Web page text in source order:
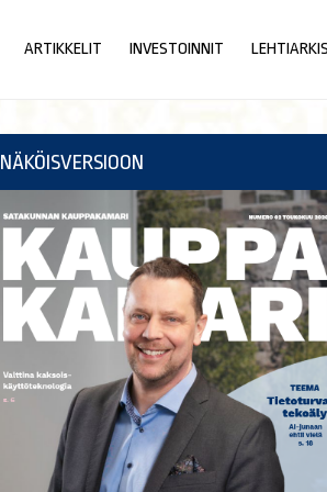
ARTIKKELIT INVESTOINNIT
NÄKÖISVERSIOON